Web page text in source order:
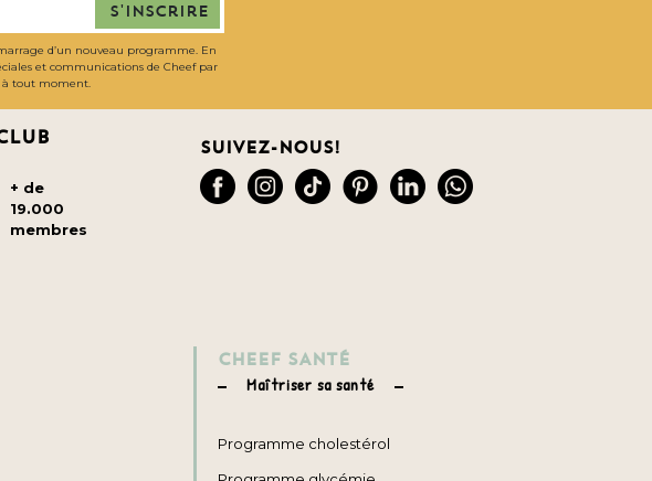
S'inscrire
d’un nouveau programme. En
et communications de Cheef par
à tout moment.
+ de
19.000
membres
Suivez-nous!
CHEEF SANTÉ
Maîtriser sa santé
Programme cholestérol